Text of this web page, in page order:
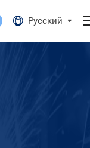
Русский